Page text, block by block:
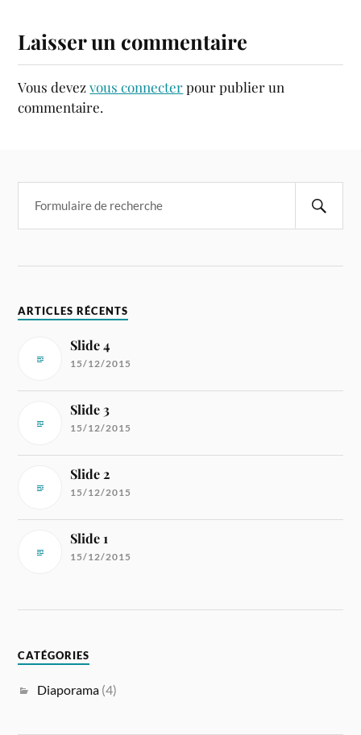
Laisser un commentaire
Vous devezvous connecterpour publier un
commentaire.
ARTICLES RÉCENTS
Slide 4
15/12/2015
Slide 3
15/12/2015
Slide 2
15/12/2015
Slide 1
15/12/2015
CATÉGORIES
Diaporama (4)